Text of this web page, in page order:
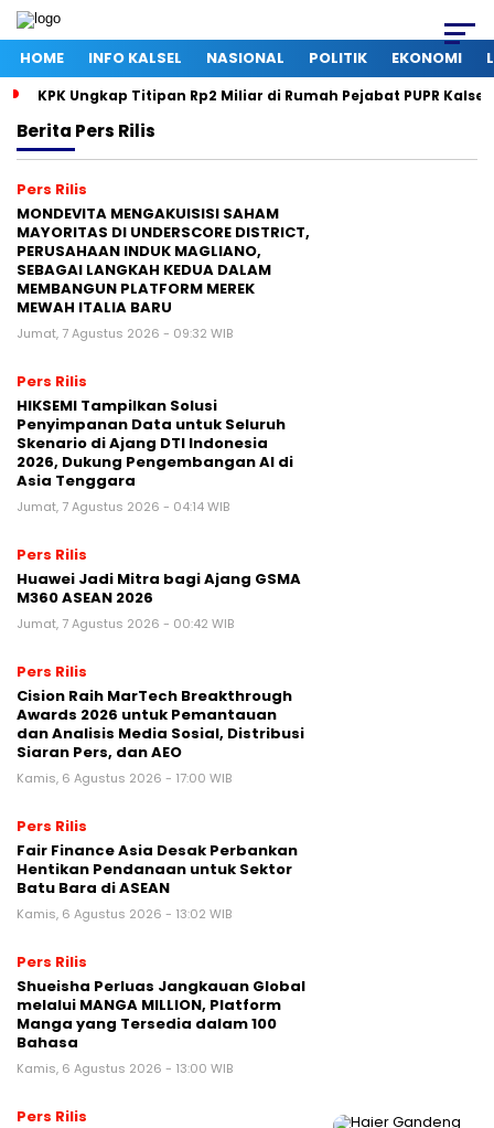
HOME INFO KALSEL NASIONAL POLITIK EKONOMI
KPK Ungkap Titipan Rp2 Miliar di Rumah Pejabat PUPR
Berita Pers Rilis
Pers Rilis
MONDEVITA MENGAKUISISI SAHAM
MAYORITAS DI UNDERSCORE DISTRICT,
PERUSAHAAN INDUK MAGLIANO,
SEBAGAI LANGKAH KEDUA DALAM
MEMBANGUN PLATFORM MEREK
MEWAH ITALIA BARU
Jumat, 7 Agustus 2026 - 09:32 WIB
Pers Rilis
HIKSEMI Tampilkan Solusi
Penyimpanan Data untuk Seluruh
Skenario di Ajang DTI Indonesia
2026, Dukung Pengembangan AI di
Asia Tenggara
Jumat, 7 Agustus 2026 - 04:14 WIB
Pers Rilis
Huawei Jadi Mitra bagi Ajang GSMA
M360 ASEAN 2026
Jumat, 7 Agustus 2026 - 00:42 WIB
Pers Rilis
Cision Raih MarTech Breakthrough
Awards 2026 untuk Pemantauan
dan Analisis Media Sosial, Distribusi
Siaran Pers, dan AEO
Kamis, 6 Agustus 2026 - 17:00 WIB
Pers Rilis
Fair Finance Asia Desak Perbankan
Hentikan Pendanaan untuk Sektor
Batu Bara di ASEAN
Kamis, 6 Agustus 2026 - 13:02 WIB
Pers Rilis
Shueisha Perluas Jangkauan Global
melalui MANGA MILLION, Platform
Manga yang Tersedia dalam 100
Bahasa
Kamis, 6 Agustus 2026 - 13:00 WIB
Pers Rilis